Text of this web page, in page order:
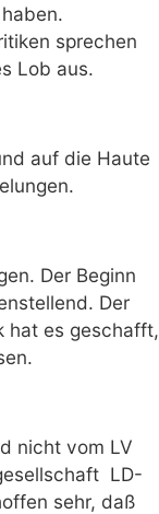
sprechen
Lob aus.
auf die Haute
Der Beginn
Der
hat es geschafft,
nicht vom LV
LD-
sehr, daß